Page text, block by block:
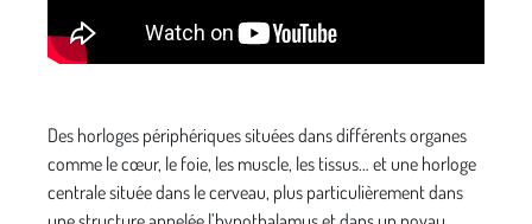
Des horloges périphériques situées dans différents organes
comme le cœur, le foie, les muscle, les tissus… et une horloge
centrale située dans le cerveau, plus particulièrement dans